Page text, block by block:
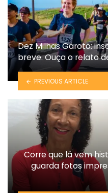
Dez Milhas Garoto:
breve. Ouça o relato
PREVIOUS ARTICLE
Corre que lá vem
guarda fotos